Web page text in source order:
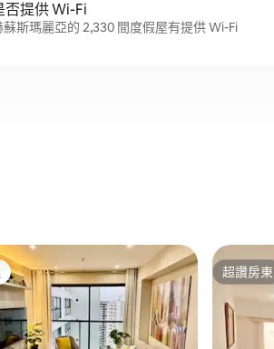
否提供 Wi-Fi
蘇斯瑪麗亞的 2,330 間度假屋有提供 Wi-Fi
超讚房東
超讚房東